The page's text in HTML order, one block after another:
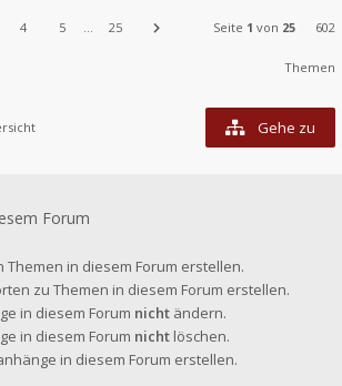
4 5 … 25 Seite 1 von 25 602
Themen
Gehe zu
Forum
Themen in diesem Forum erstellen.
zu Themen in diesem Forum erstellen.
in diesem Forum nicht ändern.
in diesem Forum nicht löschen.
in diesem Forum erstellen.